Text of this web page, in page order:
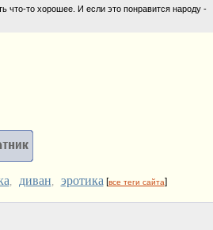
что-то хорошее. И если это понравится народу -
, диван, эротика[все теги сайта]